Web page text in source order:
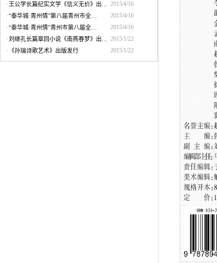
·王公学长篇纪实文学《信义无价》出… 2015/4/16
·“泰华城·青州情”第八届青州市全…
2015/4/16
·“泰华城·青州情”青州市第八届全…
2015/4/16
·刘继孔长篇章回小说《南燕春梦》出… 2015/1/22
· 《孙瑞诗歌艺术》出版发行 2015/1/22